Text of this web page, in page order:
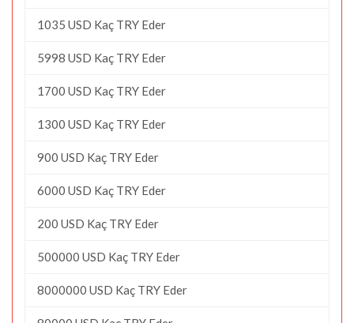
1035 USD Kaç TRY Eder
5998 USD Kaç TRY Eder
1700 USD Kaç TRY Eder
1300 USD Kaç TRY Eder
900 USD Kaç TRY Eder
6000 USD Kaç TRY Eder
200 USD Kaç TRY Eder
500000 USD Kaç TRY Eder
8000000 USD Kaç TRY Eder